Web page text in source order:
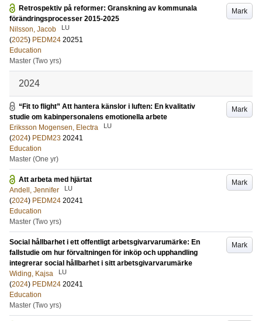
Mark
Retrospektiv på reformer: Granskning av kommunala
förändringsprocesser 2015-2025
Nilsson, Jacob
LU
(2025) PEDM24 20251
Education
Master (Two yrs)
2024
Mark
“Fit to flight” Att hantera känslor i luften: En kvalitativ
studie om kabinpersonalens emotionella arbete
Eriksson Mogensen, Electra
LU
(2024) PEDM23 20241
Education
Master (One yr)
Mark
Att arbeta med hjärtat
Andell, Jennifer
LU
(2024) PEDM24 20241
Education
Master (Two yrs)
Mark
Social hållbarhet i ett offentligt arbetsgivarvarumärke: En
fallstudie om hur förvaltningen för inköp och upphandling
integrerar social hållbarhet i sitt arbetsgivarvarumärke
Widing, Kajsa
LU
(2024) PEDM24 20241
Education
Master (Two yrs)